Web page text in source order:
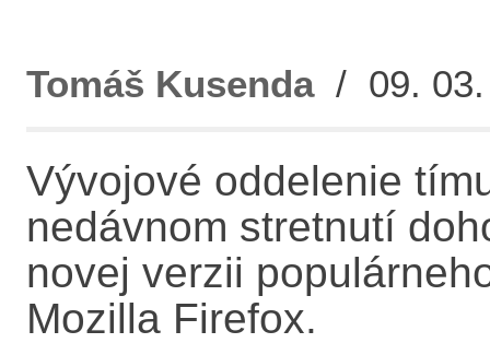
Tomáš Kusenda/ 09. 03.
Vývojové oddelenie
nedávnom stretnutí
novej verzii
Mozilla Firefox.